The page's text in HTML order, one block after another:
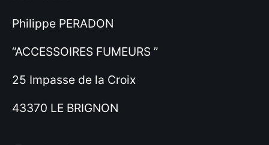
Philippe PERADON
“ACCESSOIRES FUMEURS ”
25 Impasse de la Croix
43370 LE BRIGNON